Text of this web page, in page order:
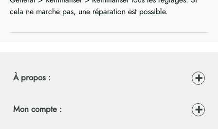
cela ne marche pas, une réparation est possible.
À propos :
Mon compte :